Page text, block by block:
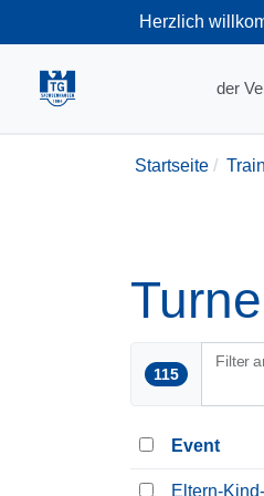
Herzlich
der
Startseite
115
Filter
Event
Eltern-